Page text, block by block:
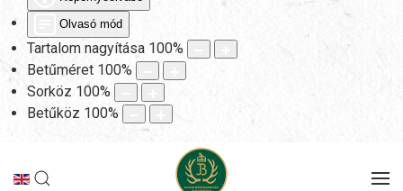
Olvasó mód
Tartalom nagyítása 100%
Betűméret 100%
Sorköz 100%
Betűköz 100%